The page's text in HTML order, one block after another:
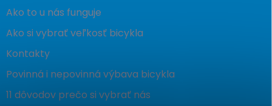
Ako to u nás funguje
Ako si vybrať veľkosť bicykla
Kontakty
Povinná i nepovinná výbava bicykla
11 dôvodov prečo si vybrať nás